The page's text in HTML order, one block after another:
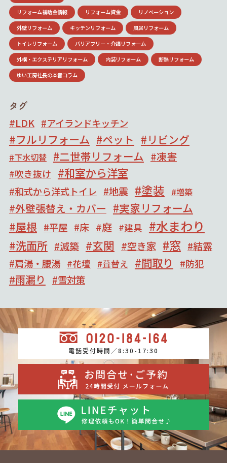
リフォーム補助金情報 リフォーム資金 リノベーション
外壁リフォーム キッチンリフォーム 風呂リフォーム
トイレリフォーム バリアフリー・介護リフォーム
外構・エクステリアリフォーム 内装リフォーム 断熱リフォーム
ゆい工房社長の本音コラム
タグ
LDK アイランドキッチン
フルリフォーム ペット リビング
下水切替 二世帯リフォーム 凍害
吹き抜け 和室から洋室
和式から洋式トイレ 地震 塗装 増築
外壁張替え・カバー 実家リフォーム
屋根 平屋 床 庭 建具 水まわり
洗面所 減築 玄関 空き家 窓 結露
肩湯・腰湯 花壇 葺替え 間取り 防犯
雨漏り 雪対策
電話受付時間／8:30-17:30